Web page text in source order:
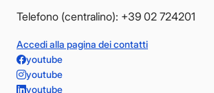
Telefono (centralino): +39 02 724201
Accedi alla pagina dei contatti
youtube
youtube
youtube